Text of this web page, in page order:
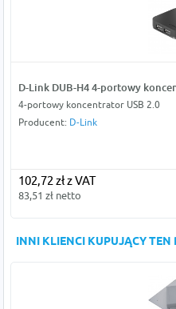
D-Link DUB-H4 4-portowy
4-portowy koncentrator USB 2.0
Producent: D-Link
102,72 zł z VAT
83,51 zł netto
INNI KLIENCI KUPUJĄCY